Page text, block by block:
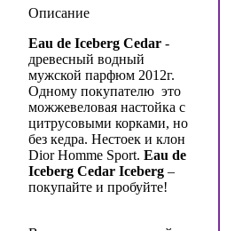
Описание
Eau de Iceberg Cedar -
древесный водный
мужской парфюм 2012г.
Одному покупателю это
можжевеловая настойка с
цитрусовыми корками, но
без кедра. Нестоек и клон
Dior Homme Sport. Eau de
Iceberg Cedar Iceberg –
покупайте и пробуйте!